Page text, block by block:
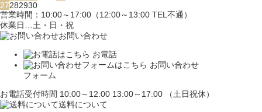
27282930
営業時間：10:00～17:00（12:00～13:00 TEL不通）
休業日…土・日・祝
お問い合わせ
お電話
お問い合わせ
フォーム
お電話受付時間 10:00～12:00 13:00～17:00 （土日祝休）
送料について